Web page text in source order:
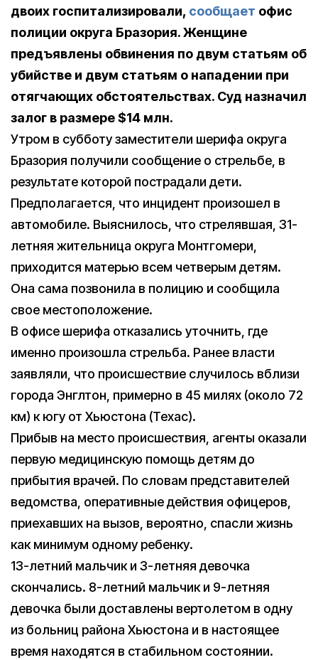
двоих госпитализировали, сообщает офис
полиции округа Бразория. Женщине
предъявлены обвинения по двум статьям об
убийстве и двум статьям о нападении при
отягчающих обстоятельствах. Суд назначил
залог в размере $14 млн.
Утром в субботу заместители шерифа округа
Бразория получили сообщение о стрельбе, в
результате которой пострадали дети.
Предполагается, что инцидент произошел в
автомобиле. Выяснилось, что стрелявшая, 31-
летняя жительница округа Монтгомери,
приходится матерью всем четверым детям.
Она сама позвонила в полицию и сообщила
свое местоположение.
В офисе шерифа отказались уточнить, где
именно произошла стрельба. Ранее власти
заявляли, что происшествие случилось вблизи
города Энглтон, примерно в 45 милях (около 72
км) к югу от Хьюстона (Техас).
Прибыв на место происшествия, агенты оказали
первую медицинскую помощь детям до
прибытия врачей. По словам представителей
ведомства, оперативные действия офицеров,
приехавших на вызов, вероятно, спасли жизнь
как минимум одному ребенку.
13-летний мальчик и 3-летняя девочка
скончались. 8-летний мальчик и 9-летняя
девочка были доставлены вертолетом в одну
из больниц района Хьюстона и в настоящее
время находятся в стабильном состоянии.